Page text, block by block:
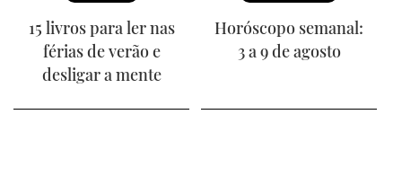
15 livros para ler nas
férias de verão e
desligar a mente
Horóscopo semanal:
3 a 9 de agosto